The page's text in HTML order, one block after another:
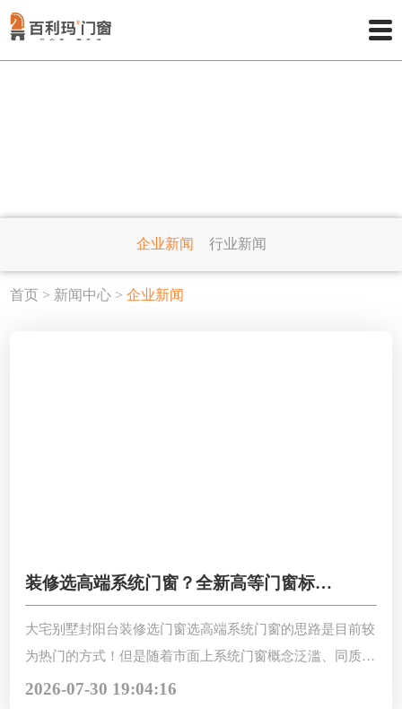
企业新闻 行业新闻
首页 > 新闻中心 > 企业新闻
装修选高端系统门窗？全新高等门窗标准
看懂就选对！
大宅别墅封阳台装修选门窗选高端系统门窗的思路是目前较
为热门的方式！但是随着市面上系统门窗概念泛滥、同质化
严重，新手装修业主很难分清好坏，只靠价格判断，最后大
2026-07-30 19:04:16